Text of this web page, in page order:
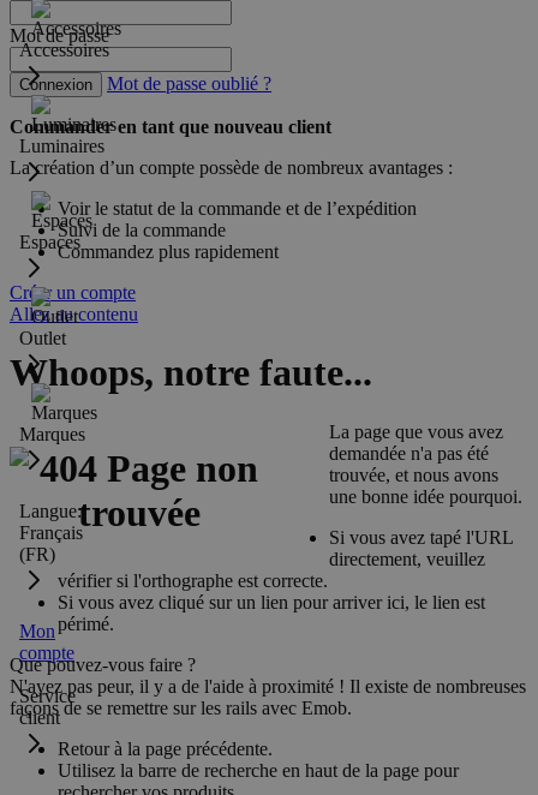
Accessoires
Luminaires
Espaces
Outlet
Marques
Langue:
Français
(FR)
Mon
compte
Service
client
Mot de passe
Connexion Mot de passe oublié ?
Commander en tant que nouveau client
La création d’un compte possède de nombreux avantages :
Voir le statut de la commande et de l’expédition
Suivi de la commande
Commandez plus rapidement
Créer un compte
Allez au contenu
Whoops, notre faute...
La page que vous avez
demandée n'a pas été
trouvée, et nous avons
une bonne idée pourquoi.
Si vous avez tapé l'URL
directement, veuillez
vérifier si l'orthographe est correcte.
Si vous avez cliqué sur un lien pour arriver ici, le lien est
périmé.
Que pouvez-vous faire ?
N'ayez pas peur, il y a de l'aide à proximité ! Il existe de nombreuses
façons de se remettre sur les rails avec Emob.
Retour à la page précédente.
Utilisez la barre de recherche en haut de la page pour